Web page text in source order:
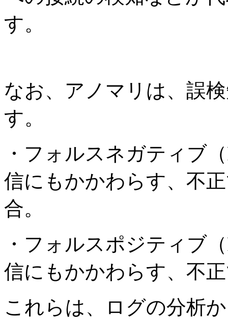
す。
なお、アノマリは、誤
す。
・フォルスネガティブ
信にもかかわらす、不
合。
・フォルスポジティブ
信にもかかわらす、不
これらは、ログの分析